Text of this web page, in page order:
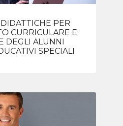
PER
CURRICULARE E
DEGLI ALUNNI
SPECIALI